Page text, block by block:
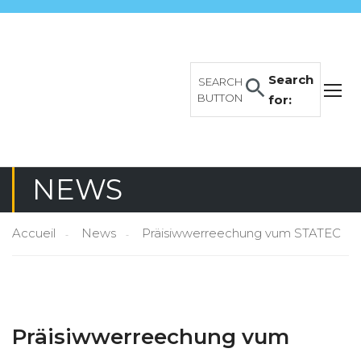
Search
for:
SEARCH
BUTTON
NEWS
Accueil News Präisiwwerreechung vum STATEC
Präisiwwerreechung vum